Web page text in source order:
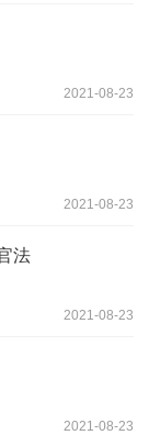
2021-08-23
2021-08-23
法
2021-08-23
2021-08-23